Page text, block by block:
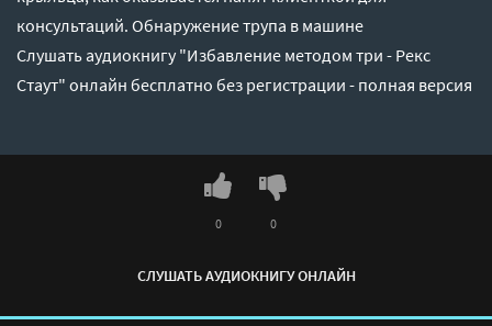
консультаций. Обнаружение трупа в машине
Слушать аудиокнигу "Избавление методом три - Рекс
Стаут" онлайн бесплатно без регистрации - полная версия
СЛУШАТЬ АУДИОКНИГУ ОНЛАЙН
0 0